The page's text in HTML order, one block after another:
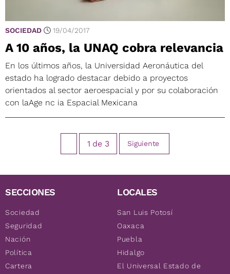
SOCIEDAD 19/04/2017
A 10 años, la UNAQ cobra relevancia
En los últimos años, la Universidad Aeronáutica del
estado ha logrado destacar debido a proyectos
orientados al sector aeroespacial y por su colaboración
con laAge nc ia Espacial Mexicana
1 de 3 Siguiente
SECCIONES
Sociedad
Seguridad
Nación
Política
Cartera
LOCALES
San Luis Potosí
Oaxaca
Puebla
Hidalgo
El Universal Estado de